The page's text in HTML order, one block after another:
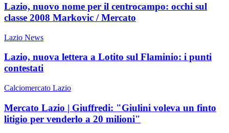
Lazio, nuovo nome per il centrocampo: occhi sul
classe 2008 Markovic / Mercato
Lazio News
Lazio, nuova lettera a Lotito sul Flaminio: i punti
contestati
Calciomercato Lazio
Mercato Lazio | Giuffredi: "Giulini voleva un finto
litigio per venderlo a 20 milioni"